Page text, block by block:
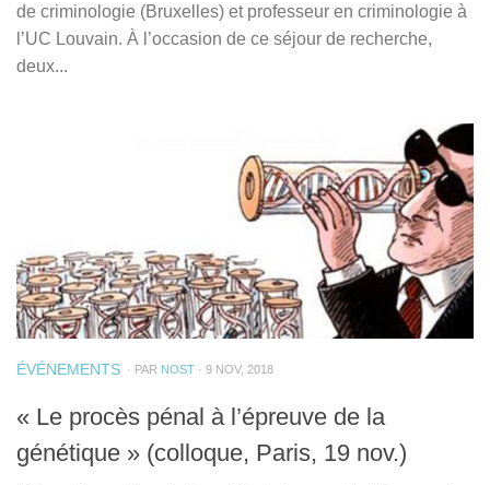
de criminologie (Bruxelles) et professeur en criminologie à
l’UC Louvain. À l’occasion de ce séjour de recherche,
deux...
ÉVÉNEMENTS · PAR NOST · 9 NOV, 2018
« Le procès pénal à l’épreuve de la
génétique » (colloque, Paris, 19 nov.)